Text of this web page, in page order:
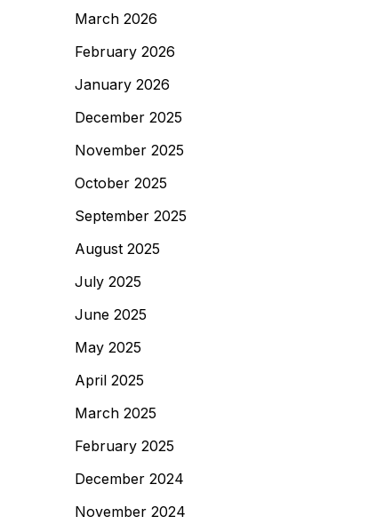
March 2026
February 2026
January 2026
December 2025
November 2025
October 2025
September 2025
August 2025
July 2025
June 2025
May 2025
April 2025
March 2025
February 2025
December 2024
November 2024